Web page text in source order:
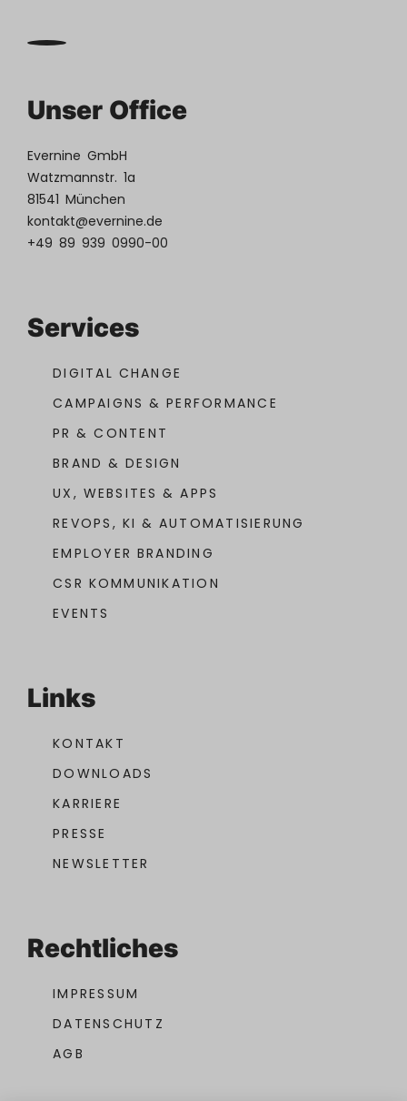
Unser Office
Evernine GmbH
Watzmannstr. 1a
81541 München
kontakt@evernine.de
+49 89 939 0990-00
Services
DIGITAL CHANGE
CAMPAIGNS & PERFORMANCE
PR & CONTENT
BRAND & DESIGN
UX, WEBSITES & APPS
REVOPS, KI & AUTOMATISIERUNG
EMPLOYER BRANDING
CSR KOMMUNIKATION
EVENTS
Links
KONTAKT
DOWNLOADS
KARRIERE
PRESSE
NEWSLETTER
Rechtliches
IMPRESSUM
DATENSCHUTZ
AGB